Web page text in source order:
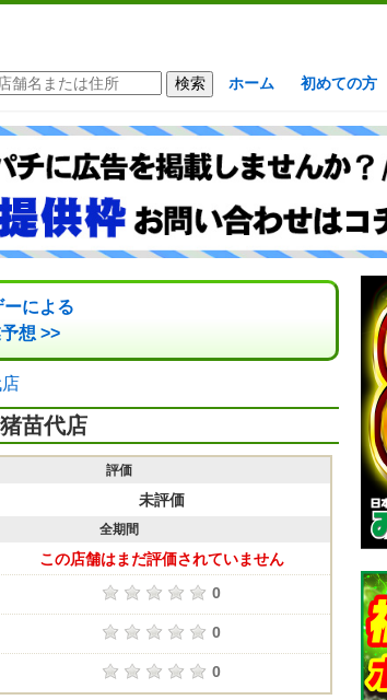
ホーム 初めての方
による
想 >>
苗代店
評価
未評価
全期間
この店舗はまだ評価されていません
0
0
0